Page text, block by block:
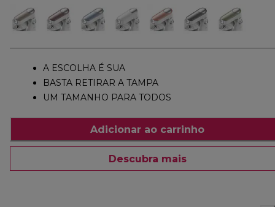
A ESCOLHA É SUA
BASTA RETIRAR A TAMPA
UM TAMANHO PARA TODOS
Adicionar ao carrinho
Descubra mais